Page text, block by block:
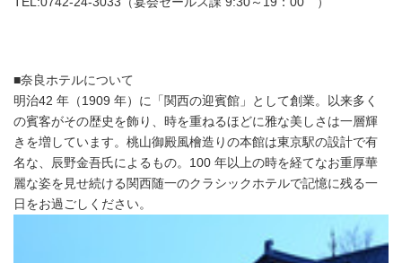
■奈良ホテルについて
明治42 年（1909 年）に「関西の迎賓館」として創業。以来多く
の賓客がその歴史を飾り、時を重ねるほどに雅な美しさは一層輝
きを増しています。桃山御殿風檜造りの本館は東京駅の設計で有
名な、辰野金吾氏によるもの。100 年以上の時を経てなお重厚華
麗な姿を見せ続ける関西随一のクラシックホテルで記憶に残る一
日をお過ごしください。